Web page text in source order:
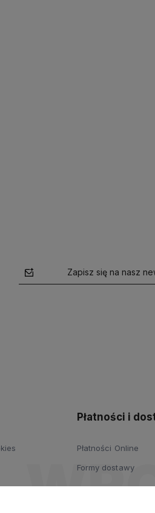
Zapisz się na nasz
Płatności i
Płatności Online
Formy dostawy